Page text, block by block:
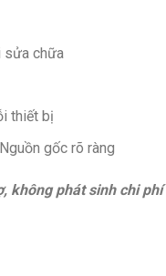
chữa
thiết bị
gốc rõ ràng
không phát sinh chi phí
hãng quantity